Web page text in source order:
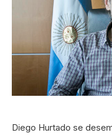
Diego Hurtado se